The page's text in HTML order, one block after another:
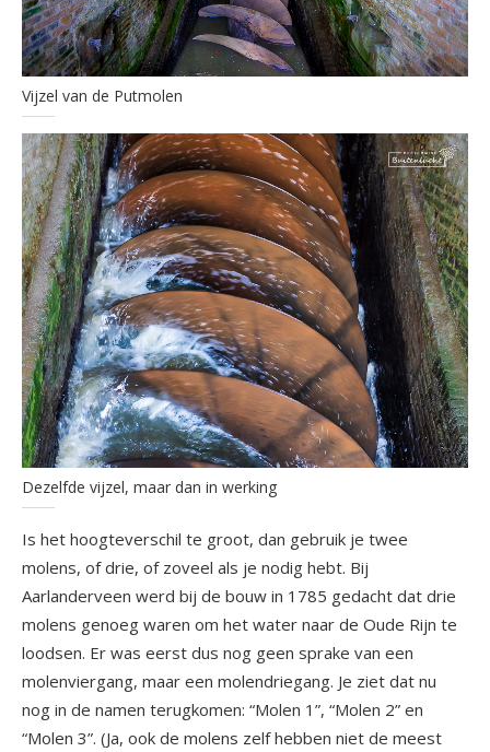
Vijzel van de Putmolen
Dezelfde vijzel, maar dan in werking
Is het hoogteverschil te groot, dan gebruik je twee
molens, of drie, of zoveel als je nodig hebt. Bij
Aarlanderveen werd bij de bouw in 1785 gedacht dat drie
molens genoeg waren om het water naar de Oude Rijn te
loodsen. Er was eerst dus nog geen sprake van een
molenviergang, maar een molendriegang. Je ziet dat nu
nog in de namen terugkomen: “Molen 1”, “Molen 2” en
“Molen 3”. (Ja, ook de molens zelf hebben niet de meest